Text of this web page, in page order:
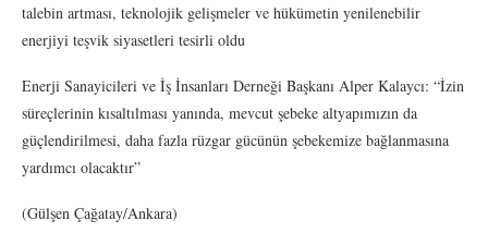
talebin artması, teknolojik gelişmeler ve hükümetin yenilenebilir
enerjiyi teşvik siyasetleri tesirli oldu
Enerji Sanayicileri ve İş İnsanları Derneği Başkanı Alper Kalaycı: “İzin
süreçlerinin kısaltılması yanında, mevcut şebeke altyapımızın da
güçlendirilmesi, daha fazla rüzgar gücünün şebekemize bağlanmasına
yardımcı olacaktır”
(Gülşen Çağatay/Ankara)